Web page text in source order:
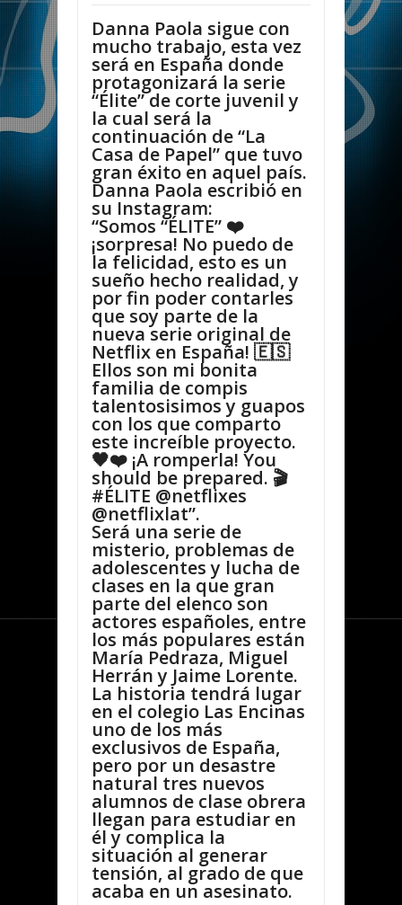
Danna Paola sigue con
mucho trabajo, esta vez
será en España donde
protagonizará la serie
“Élite” de corte juvenil y
la cual será la
continuación de “La
Casa de Papel” que tuvo
gran éxito en aquel país.
Danna Paola escribió en
su Instagram:
“Somos “ÉLITE” ❤️
¡sorpresa! No puedo de
la felicidad, esto es un
sueño hecho realidad, y
por fin poder contarles
que soy parte de la
nueva serie original de
Netflix en España! 🇪🇸
Ellos son mi bonita
familia de compis
talentosisimos y guapos
con los que comparto
este increíble proyecto.
🖤❤️ ¡A romperla! You
should be prepared. 🎬
#ÉLITE @netflixes
@netflixlat”.
Será una serie de
misterio, problemas de
adolescentes y lucha de
clases en la que gran
parte del elenco son
actores españoles, entre
los más populares están
María Pedraza, Miguel
Herrán y Jaime Lorente.
La historia tendrá lugar
en el colegio Las Encinas
uno de los más
exclusivos de España,
pero por un desastre
natural tres nuevos
alumnos de clase obrera
llegan para estudiar en
él y complica la
situación al generar
tensión, al grado de que
acaba en un asesinato.